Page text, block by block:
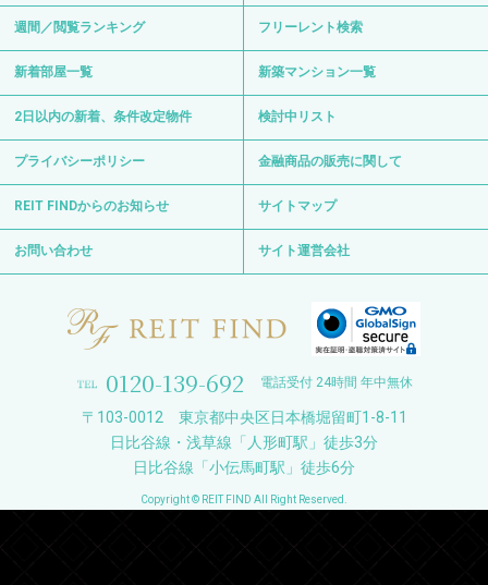
週間／閲覧ランキング フリーレント検索
新着部屋一覧 新築マンション一覧
2日以内の新着、条件改定物件 検討中リスト
プライバシーポリシー 金融商品の販売に関して
REIT FINDからのお知らせ サイトマップ
お問い合わせ サイト運営会社
0120-139-692 電話受付 24時間 年中無休
〒103-0012 東京都中央区日本橋堀留町1-8-11
日比谷線・浅草線「人形町駅」徒歩3分
日比谷線「小伝馬町駅」徒歩6分
Copyright © REIT FIND All Right Reserved.